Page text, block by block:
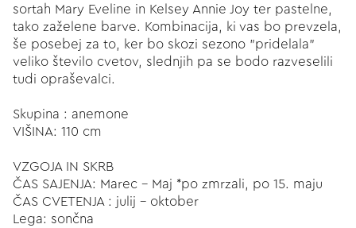
sortah Mary Eveline in Kelsey Annie Joy ter pastelne,
tako zaželene barve. Kombinacija, ki vas bo prevzela,
še posebej za to, ker bo skozi sezono "pridelala"
veliko število cvetov, slednjih pa se bodo razveselili
tudi opraševalci.
Skupina : anemone
VIŠINA: 110 cm
VZGOJA IN SKRB
ČAS SAJENJA: Marec - Maj *po zmrzali, po 15. maju
ČAS CVETENJA : julij - oktober
Lega: sončna